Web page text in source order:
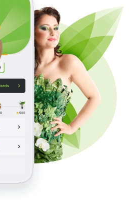
Wanneer de begroting
de ontwikkelwerkzaamheden
samen toe naar de eerste
lancering.
ontwikkelen kan ontelbare
Met deze technologie kan jij
meeslepende ervaring
voor een Virtual Reality app
uitwerken? Neem dan
met DTT en laat ons jouw app